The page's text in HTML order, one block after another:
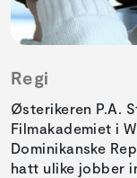
Regi
Østerikeren P.A.
Filmakademiet i
Dominikanske
hatt ulike jobber